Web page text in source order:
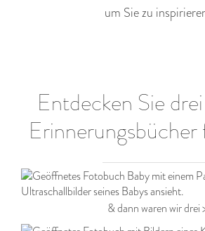
um Sie zu
Entdecken Sie
Erinnerungsbücher
& dann waren wir drei